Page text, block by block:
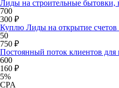
Лиды на строительные бытовки,
700
300 ₽
Куплю Лиды на открытие
50
750 ₽
Постоянный поток клиентов для
600
160 ₽
5%
CPA